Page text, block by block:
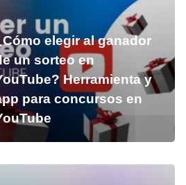
elegir al ganador
un sorteo en
Herramienta y
para concursos en